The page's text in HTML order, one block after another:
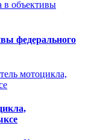
федерального